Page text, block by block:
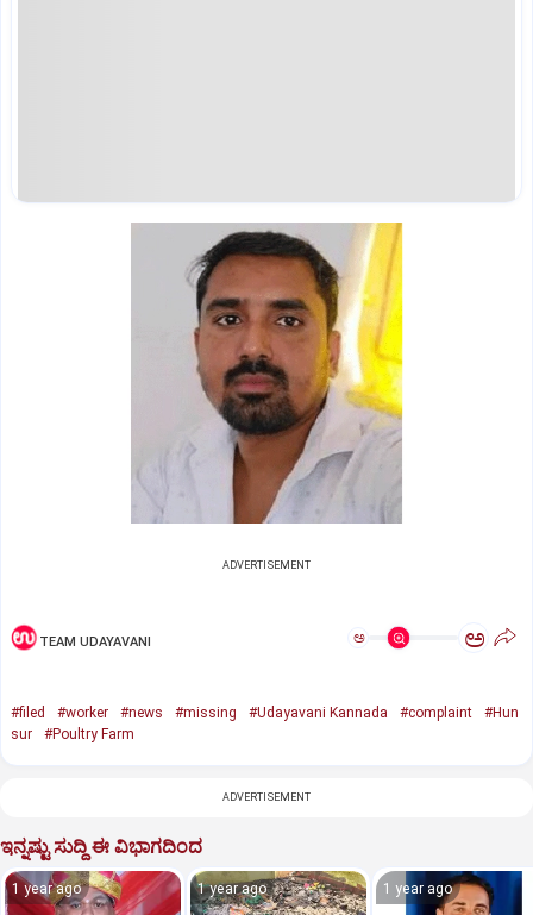
ADVERTISEMENT
TEAM UDAYAVANI ಅ ಅ
#filed #worker #news #missing #Udayavani Kannada #complaint
#Hun
sur
#Poultry Farm
ADVERTISEMENT
ಇನ್ನಷ್ಟು ಸುದ್ದಿ ಈ ವಿಭಾಗದಿಂದ
1 year ago 1 year ago 1 year ago